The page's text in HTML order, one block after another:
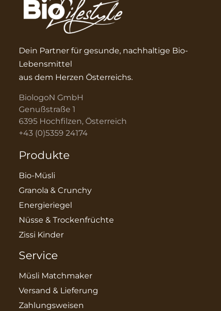
Dein Partner für gesunde, nachhaltige Bio-
Lebensmittel
aus dem Herzen Österreichs.
BiologoN GmbH
Genußstraße 1
6395 Hochfilzen, Österreich
+43 (0)5359 24174
Produkte
Bio-Müsli
Granola & Crunchy
Energieriegel
Nüsse & Trockenfrüchte
Zissi Kinder
Service
Müsli Matchmaker
Versand & Lieferung
Zahlungsweisen